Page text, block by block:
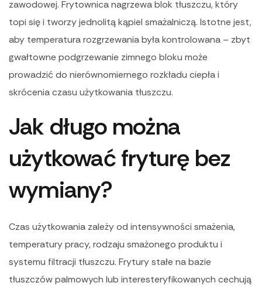
zawodowej. Frytownica nagrzewa blok tłuszczu, który
topi się i tworzy jednolitą kąpiel smażalniczą. Istotne jest,
aby temperatura rozgrzewania była kontrolowana – zbyt
gwałtowne podgrzewanie zimnego bloku może
prowadzić do nierównomiernego rozkładu ciepła i
skrócenia czasu użytkowania tłuszczu.
Jak długo można
użytkować fryturę bez
wymiany?
Czas użytkowania zależy od intensywności smażenia,
temperatury pracy, rodzaju smażonego produktu i
systemu filtracji tłuszczu. Frytury stałe na bazie
tłuszczów palmowych lub interesteryfikowanych cechują